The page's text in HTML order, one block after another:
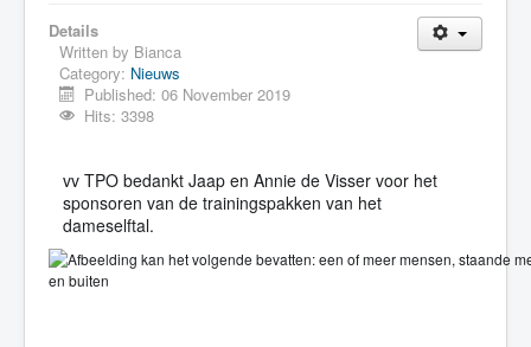
Details
Written by Bianca
Category: Nieuws
Published: 06 November 2019
Hits: 3398
vv TPO bedankt Jaap en Annie de Visser voor het
sponsoren van de trainingspakken van het
dameselftal.